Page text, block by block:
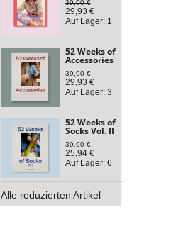
39,90 €
29,93 €
Auf Lager: 1
52 Weeks of
Accessories
39,90 €
29,93 €
Auf Lager: 3
52 Weeks of
Socks Vol. II
39,90 €
25,94 €
Auf Lager: 6
Alle reduzierten Artikel